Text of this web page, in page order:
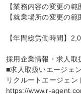
【業務内容の変更の
【就業場所の変更の
【年間総労働時間】
採用企業情報・求人取
■求人取扱いエージェ
リクルートエージェン
https://www.r-